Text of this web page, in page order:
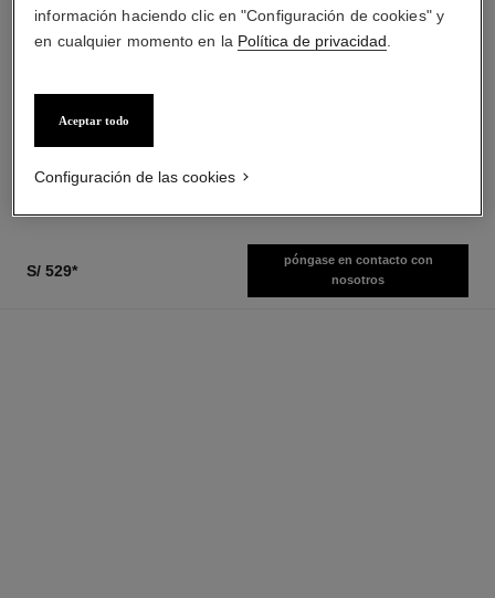
Ref. 123710
S/ 529*
póngase en contacto con
nosotros
información haciendo clic en "Configuración de cookies" y
en cualquier momento en la Política de privacidad
Aceptar todo
Configuración de las cookies